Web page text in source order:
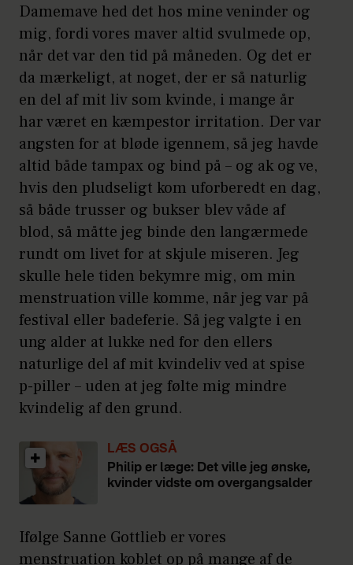
Damemave hed det hos mine veninder og
mig, fordi vores maver altid svulmede op,
når det var den tid på måneden. Og det er
da mærkeligt, at noget, der er så naturlig
en del af mit liv som kvinde, i mange år
har været en kæmpestor irritation. Der var
angsten for at bløde igennem, så jeg havde
altid både tampax og bind på – og ak og ve,
hvis den pludseligt kom uforberedt en dag,
så både trusser og bukser blev våde af
blod, så måtte jeg binde den langærmede
rundt om livet for at skjule miseren. Jeg
skulle hele tiden bekymre mig, om min
menstruation ville komme, når jeg var på
festival eller badeferie. Så jeg valgte i en
ung alder at lukke ned for den ellers
naturlige del af mit kvindeliv ved at spise
p-piller – uden at jeg følte mig mindre
kvindelig af den grund.
LÆS OGSÅ
Philip er læge: Det ville jeg ønske,
kvinder vidste om overgangsalder
Ifølge Sanne Gottlieb er vores
menstruation koblet op på mange af de